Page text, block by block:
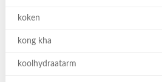
koken
kong kha
koolhydraatarm